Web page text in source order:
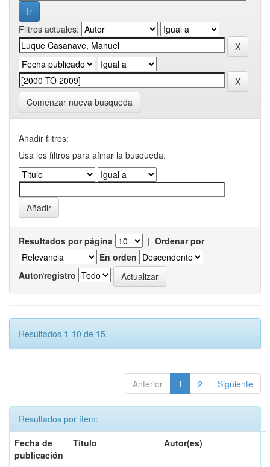
Filtros actuales:
Comenzar nueva busqueda
Añadir filtros:
Usa los filtros para afinar la busqueda.
Resultados por página | Ordenar por
En orden
Autor/registro
Resultados 1-10 de 15.
Anterior 1 2 Siguiente
Resultados por ítem:
Fecha de
publicación
Título Autor(es)